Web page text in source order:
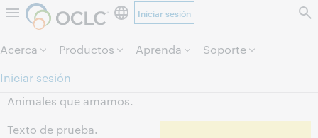
Saltar al contenido.
Iniciar sesión
Acerca Productos Aprenda
Soporte
Iniciar sesión
Animales que amamos.
Texto de prueba.